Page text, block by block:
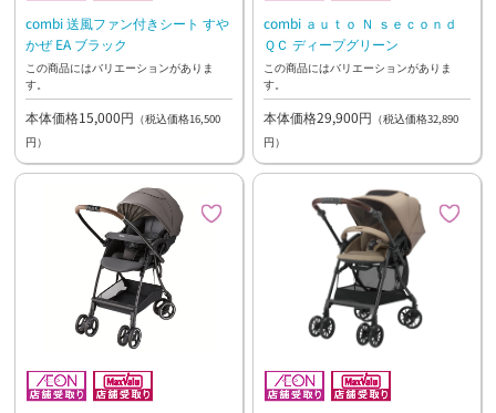
combi 送風ファン付きシート すや
かぜ EA ブラック
この商品にはバリエーションがありま
す。
本体価格15,000円 （税込価格16,500
円）
combi ａｕｔｏ Ｎ ｓｅｃｏｎｄ
ＱＣ ディープグリーン
この商品にはバリエーションがありま
す。
本体価格29,900円 （税込価格32,890
円）